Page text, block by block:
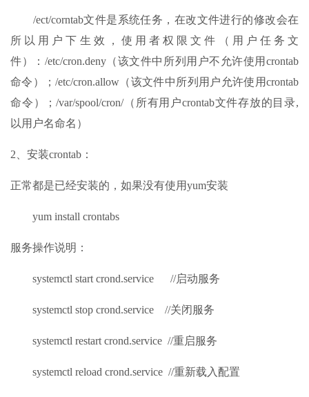
/ect/corntab文件是系统任务，在改文件进行的修改会在
所以用户下生效，使用者权限文件（用户任务文
件）：/etc/cron.deny（该文件中所列用户不允许使用crontab
命令）；/etc/cron.allow（该文件中所列用户允许使用crontab
命令）；/var/spool/cron/（所有用户crontab文件存放的目录,
以用户名命名）
2、安装crontab：
正常都是已经安装的，如果没有使用yum安装
yum install crontabs
服务操作说明：
systemctl start crond.service //启动服务
systemctl stop crond.service //关闭服务
systemctl restart crond.service //重启服务
systemctl reload crond.service //重新载入配置